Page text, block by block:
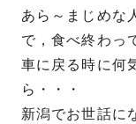
あら～まじめな
で，食べ終わっ
車に戻る時に何
ら・・・
新潟でお世話に